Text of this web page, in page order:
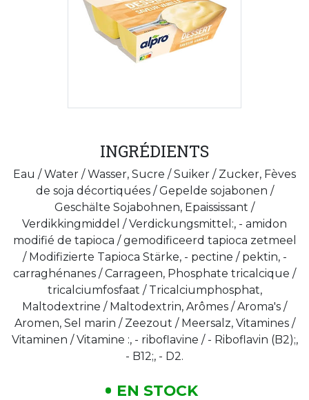
INGRÉDIENTS
Eau / Water / Wasser, Sucre / Suiker / Zucker, Fèves
de soja décortiquées / Gepelde sojabonen /
Geschälte Sojabohnen, Epaississant /
Verdikkingmiddel / Verdickungsmittel:, - amidon
modifié de tapioca / gemodificeerd tapioca zetmeel
/ Modifizierte Tapioca Stärke, - pectine / pektin, -
carraghénanes / Carrageen, Phosphate tricalcique /
tricalciumfosfaat / Tricalciumphosphat,
Maltodextrine / Maltodextrin, Arômes / Aroma's /
Aromen, Sel marin / Zeezout / Meersalz, Vitamines /
Vitaminen / Vitamine :, - riboflavine / - Riboflavin (B2);,
- B12;, - D2.
EN STOCK